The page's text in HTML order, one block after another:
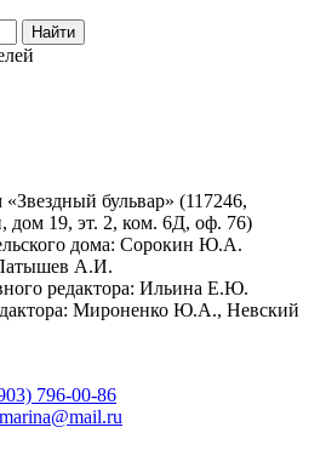
бульвар» (117246,
дом 19, эт. 2, ком. 6Д, оф. 76)
дома: Сорокин Ю.А.
А.И.
редактора: Ильина Е.Ю.
Мироненко Ю.А., Невский
796-00-86